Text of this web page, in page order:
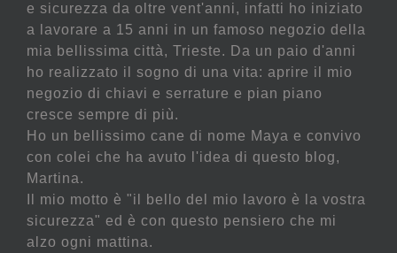
e sicurezza da oltre vent'anni, infatti ho iniziato
a lavorare a 15 anni in un famoso negozio della
mia bellissima città, Trieste. Da un paio d'anni
ho realizzato il sogno di una vita: aprire il mio
negozio di chiavi e serrature e pian piano
cresce sempre di più.
Ho un bellissimo cane di nome Maya e convivo
con colei che ha avuto l'idea di questo blog,
Martina.
Il mio motto è "il bello del mio lavoro è la vostra
sicurezza" ed è con questo pensiero che mi
alzo ogni mattina.